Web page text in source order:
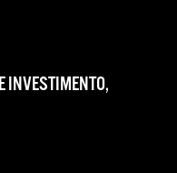
INVESTIMENTO,